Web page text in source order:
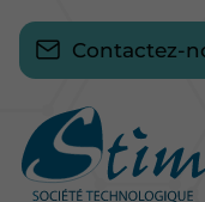
Contactez-